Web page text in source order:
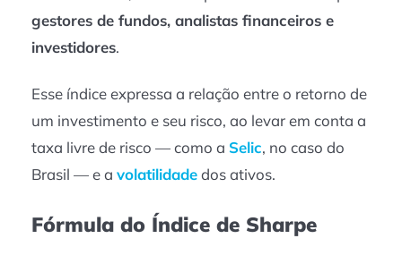
gestores de fundos, analistas financeiros e
investidores.
Esse índice expressa a relação entre o retorno de
um investimento e seu risco, ao levar em conta a
taxa livre de risco — como a Selic, no caso do
Brasil — e avolatilidadedos ativos.
Fórmula do Índice de Sharpe